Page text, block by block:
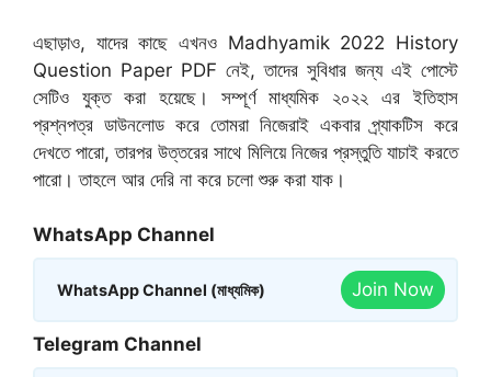
এছাড়াও, যাদের কাছে এখনও Madhyamik 2022 History
Question Paper PDF নেই, তাদের সুবিধার জন্য এই পোস্টে
সেটিও যুক্ত করা হয়েছে। সম্পূর্ণ মাধ্যমিক ২০২২ এর ইতিহাস
প্রশ্নপত্র ডাউনলোড করে তোমরা নিজেরাই একবার প্র্যাকটিস করে
দেখতে পারো, তারপর উত্তরের সাথে মিলিয়ে নিজের প্রস্তুতি যাচাই করতে
পারো। তাহলে আর দেরি না করে চলো শুরু করা যাক।
WhatsApp Channel
WhatsApp Channel (মাধ্যমিক) Join Now
Telegram Channel